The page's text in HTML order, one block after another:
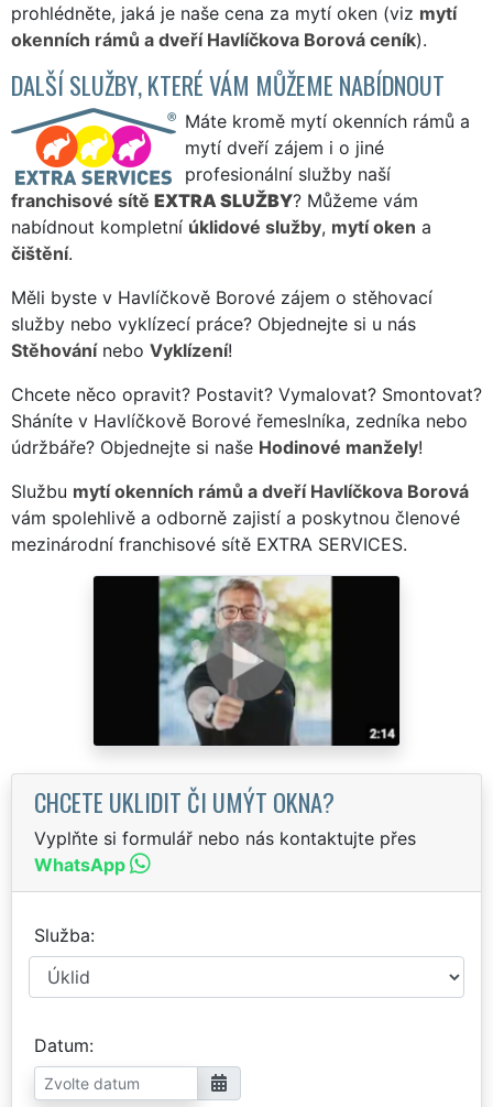
prohlédněte, jaká je naše cena za mytí oken (viz mytí
okenních rámů a dveří Havlíčkova Borová ceník).
DALŠÍ SLUŽBY, KTERÉ VÁM MŮŽEME NABÍDNOUT
Máte kromě mytí okenních rámů a
mytí dveří zájem i o jiné
profesionální služby naší
franchisové sítě EXTRA SLUŽBY? Můžeme vám
nabídnout kompletní úklidové služby, mytí oken a
čištění.
Měli byste v Havlíčkově Borové zájem o stěhovací
služby nebo vyklízecí práce? Objednejte si u nás
Stěhovánínebo Vyklízení!
Chcete něco opravit? Postavit? Vymalovat? Smontovat?
Sháníte v Havlíčkově Borové řemeslníka, zedníka nebo
údržbáře? Objednejte si naše Hodinové manžely!
Službu mytí okenních rámů a dveří Havlíčkova Borová
vám spolehlivě a odborně zajistí a poskytnou členové
mezinárodní franchisové sítě EXTRA SERVICES.
CHCETE UKLIDIT ČI UMÝT OKNA?
Vyplňte si formulář nebo nás kontaktujte přes
WhatsApp
Služba
Datum